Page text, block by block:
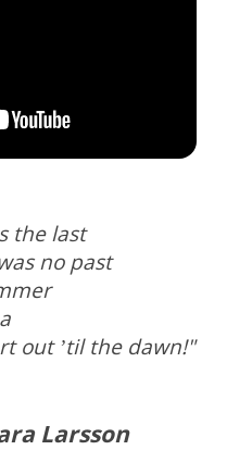
the last
no past
out ’til the dawn!"
Larsson